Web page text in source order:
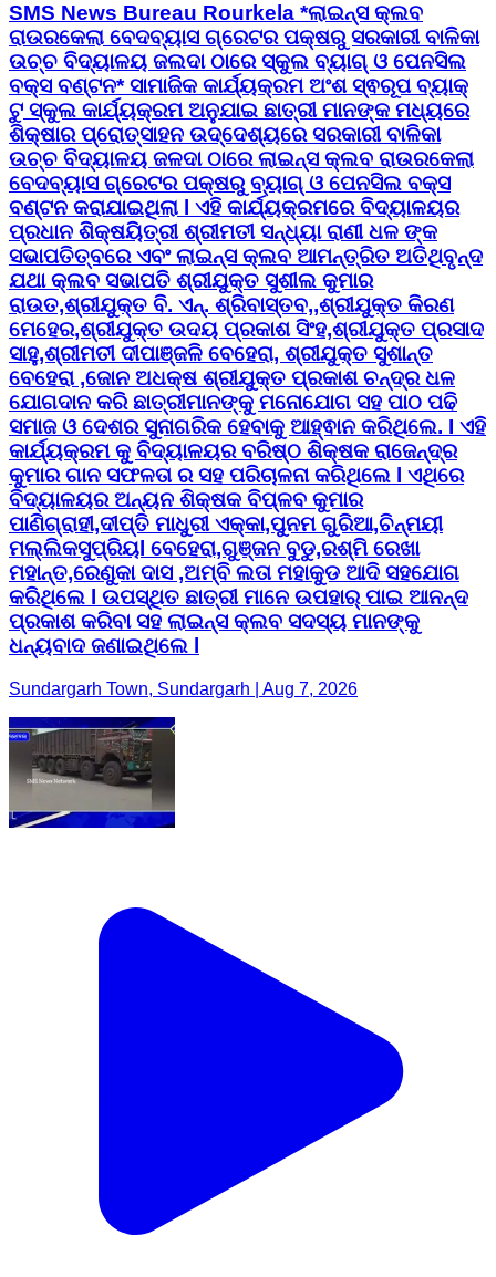
SMS News Bureau Rourkela *ଲାଇନ୍ସ କ୍ଲବ
ରାଉରକେଲା ବେଦବ୍ୟାସ ଗ୍ରେଟର ପକ୍ଷରୁ ସରକାରୀ ବାଳିକା
ଉଚ୍ଚ ବିଦ୍ୟାଳୟ ଜଲଦା ଠାରେ ସ୍କୁଲ ବ୍ୟାଗ୍ ଓ ପେନସିଲ
ବକ୍ସ ବଣ୍ଟନ* ସାମାଜିକ କାର୍ଯ୍ୟକ୍ରମ ଅଂଶ ସ୍ଵରୂପ ବ୍ୟାକ୍
ଟୁ ସ୍କୁଲ କାର୍ଯ୍ୟକ୍ରମ ଅନୁଯାଇ ଛାତ୍ରୀ ମାନଙ୍କ ମଧ୍ୟରେ
ଶିକ୍ଷାର ପ୍ରୋତ୍ସାହନ ଉଦ୍ଦେଶ୍ୟରେ ସରକାରୀ ବାଳିକା
ଉଚ୍ଚ ବିଦ୍ୟାଳୟ ଜଳଦା ଠାରେ ଲାଇନ୍ସ କ୍ଲବ ରାଉରକେଲା
ବେଦବ୍ୟାସ ଗ୍ରେଟର ପକ୍ଷରୁ ବ୍ୟାଗ୍ ଓ ପେନସିଲ ବକ୍ସ
ବଣ୍ଟନ କରାଯାଇଥିଲା l ଏହି କାର୍ଯ୍ୟକ୍ରମରେ ବିଦ୍ୟାଳୟର
ପ୍ରଧାନ ଶିକ୍ଷୟିତ୍ରୀ ଶ୍ରୀମତୀ ସନ୍ଧ୍ୟା ରାଣୀ ଧଳ ଙ୍କ
ସଭାପତିତ୍ବରେ ଏବଂ ଲାଇନ୍ସ କ୍ଲବ ଆମନ୍ତ୍ରିତ ଅତିଥିବୃନ୍ଦ
ଯଥା କ୍ଲବ ସଭାପତି ଶ୍ରୀଯୁକ୍ତ ସୁଶୀଲ କୁମାର
ରାଉତ,ଶ୍ରୀଯୁକ୍ତ ବି. ଏନ୍. ଶ୍ରିବାସ୍ତବ,,ଶ୍ରୀଯୁକ୍ତ କିରଣ
ମେହେର,ଶ୍ରୀଯୁକ୍ତ ଉଦୟ ପ୍ରକାଶ ସିଂହ,ଶ୍ରୀଯୁକ୍ତ ପ୍ରସାଦ
ସାହୁ,ଶ୍ରୀମତୀ ଦୀପାଞ୍ଜଳି ବେହେରା, ଶ୍ରୀଯୁକ୍ତ ସୁଶାନ୍ତ
ବେହେରା ,ଜୋନ ଅଧକ୍ଷ ଶ୍ରୀଯୁକ୍ତ ପ୍ରକାଶ ଚନ୍ଦ୍ର ଧଳ
ଯୋଗଦାନ କରି ଛାତ୍ରୀମାନଙ୍କୁ ମନୋଯୋଗ ସହ ପାଠ ପଢି
ସମାଜ ଓ ଦେଶର ସୁନାଗରିକ ହେବାକୁ ଆହ୍ଵାନ କରିଥିଲେ. I ଏହି
କାର୍ଯ୍ୟକ୍ରମ କୁ ବିଦ୍ୟାଳୟର ବରିଷ୍ଠ ଶିକ୍ଷକ ରାଜେନ୍ଦ୍ର
କୁମାର ଗାନ ସଫଳତା ର ସହ ପରିଚାଳନା କରିଥିଲେ l ଏଥିରେ
ବିଦ୍ୟାଳୟର ଅନ୍ୟନ ଶିକ୍ଷକ ବିପ୍ଳବ କୁମାର
ପାଣିଗ୍ରାହୀ,ଦୀପ୍ତି ମାଧୁରୀ ଏକ୍କା,ପୁନମ ଗୁରିଆ,ଚିନ୍ମୟୀ
ମଲ୍ଲିକସୁପ୍ରିୟl ବେହେରା,ଗୁଞ୍ଜନ ବୁଡୁ,ରଶ୍ମି ରେଖା
ମହାନ୍ତ,ରେଣୁକା ଦାସ ,ଅମ୍ବି ଲତା ମହାକୁଡ ଆଦି ସହଯୋଗ
କରିଥିଲେ l ଉପସ୍ଥିତ ଛାତ୍ରୀ ମାନେ ଉପହାର୍ ପାଇ ଆନନ୍ଦ
ପ୍ରକାଶ କରିବା ସହ ଲାଇନ୍ସ କ୍ଲବ ସଦସ୍ୟ ମାନଙ୍କୁ
ଧନ୍ୟବାଦ ଜଣାଇଥିଲେ l
Sundargarh Town, Sundargarh | Aug 7, 2026